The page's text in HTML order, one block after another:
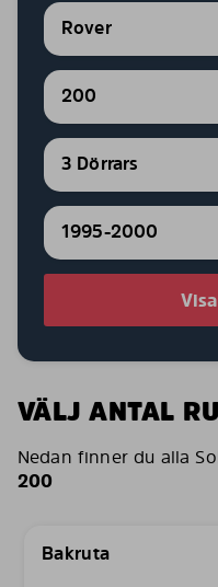
Rover
200
3 Dörrars
1995-2000
VÄLJ ANTAL
Nedan finner du alla
200
Bakruta